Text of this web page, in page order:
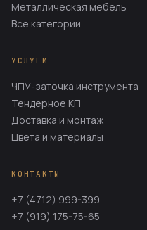
Металлическая мебель
Все категории
УСЛУГИ
ЧПУ-заточка инструмента
Тендерное КП
Доставка и монтаж
Цвета и материалы
КОНТАКТЫ
+7 (4712) 999-399
+7 (919) 175-75-65